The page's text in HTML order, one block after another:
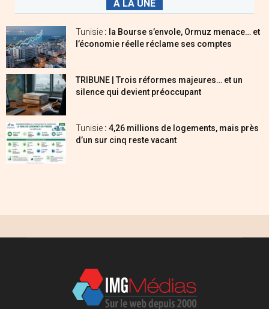
A LA UNE
Tunisie : la Bourse s’envole, Ormuz menace… et
l’économie réelle réclame ses comptes
TRIBUNE | Trois réformes majeures… et un
silence qui devient préoccupant
Tunisie : 4,26 millions de logements, mais près
d’un sur cinq reste vacant